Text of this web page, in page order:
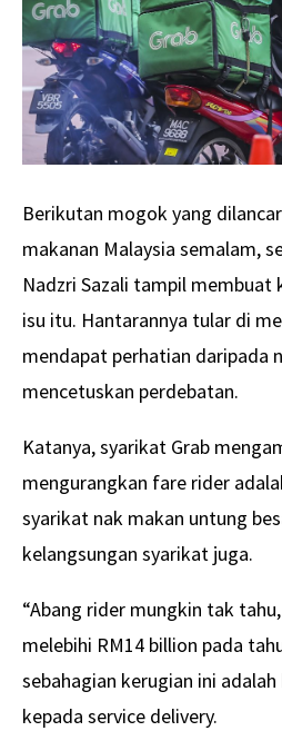
Berikutan mogok yang
makanan Malaysia semalam,
Nadzri Sazali tampil membuat
isu itu. Hantarannya tular di
mendapat perhatian daripada
mencetuskan perdebatan.
Katanya, syarikat Grab
mengurangkan fare rider
syarikat nak makan untung
kelangsungan syarikat juga.
“Abang rider mungkin tak
melebihi RM14 billion pada
sebahagian kerugian ini
kepada service delivery.